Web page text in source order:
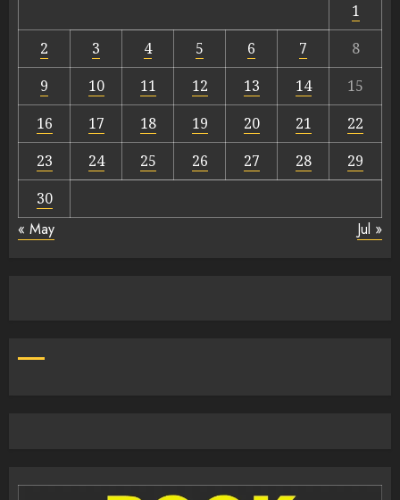
1
2
3 4 5 6 7
8
9
10 11 12 13 14
15
16
17 18 19 20 21
22
23
24 25 26 27 28
29
30
« May Jul »